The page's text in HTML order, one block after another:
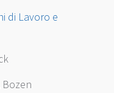
di Lavoro e
Bozen